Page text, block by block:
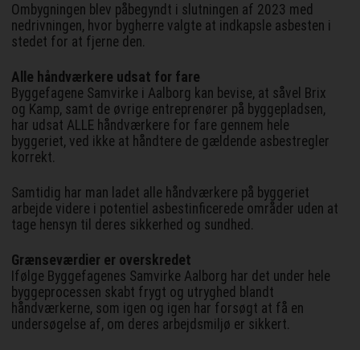
Ombygningen blev påbegyndt i slutningen af 2023 med
nedrivningen, hvor bygherre valgte at indkapsle asbesten i
stedet for at fjerne den.
Alle håndværkere udsat for fare
Byggefagene Samvirke i Aalborg kan bevise, at såvel Brix
og Kamp, samt de øvrige entreprenører på byggepladsen,
har udsat ALLE håndværkere for fare gennem hele
byggeriet, ved ikke at håndtere de gældende asbestregler
korrekt.
Samtidig har man ladet alle håndværkere på byggeriet
arbejde videre i potentiel asbestinficerede områder uden at
tage hensyn til deres sikkerhed og sundhed.
Grænseværdier er overskredet
Ifølge Byggefagenes Samvirke Aalborg har det under hele
byggeprocessen skabt frygt og utryghed blandt
håndværkerne, som igen og igen har forsøgt at få en
undersøgelse af, om deres arbejdsmiljø er sikkert.